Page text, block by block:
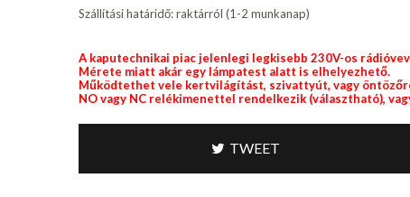
Szállítási határidő: raktárról (1-2 munkanap)
A kaputechnikai piac jelenlegi legkisebb 230V-os
Mérete miatt akár egy lámpatest alatt is elhelyezhető.
Működtethet vele kertvilágítást, szivattyút, vagy
NO vagy NC relékimenettel rendelkezik (választható),
TWEET